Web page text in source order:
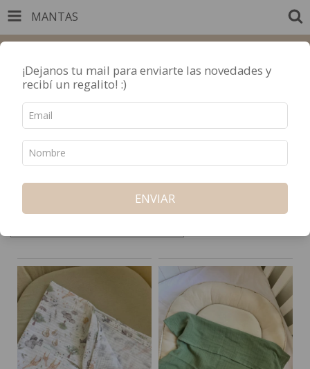
MANTAS
3 cuotas sin interés / 10% OFF por transferencia
Inicio / ACCESORIOS / Mantas
¡Dejanos tu mail para enviarte las novedades y
recibí un regalito! :)
ENVIAR